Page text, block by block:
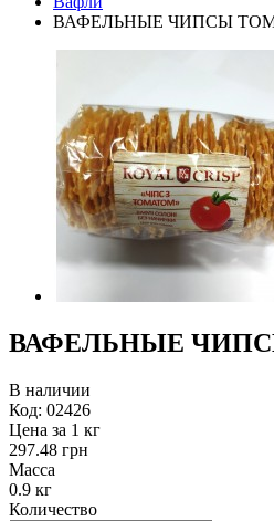
ВАФЕЛЬНЫЕ ЧИПСЫ
ВАФЕЛЬНЫЕ
В наличии
Код: 02426
Цена за 1 кг
297.48 грн
Масса
0.9 кг
Количество